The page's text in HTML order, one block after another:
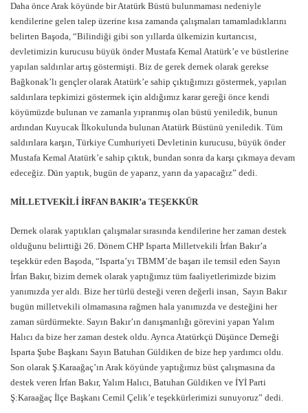
Daha önce Arak köyünde bir Atatürk Büstü bulunmaması nedeniyle
kendilerine gelen talep üzerine kısa zamanda çalışmaları tamamladıklarını
belirten Başoda, “Bilindiği gibi son yıllarda ülkemizin kurtarıcısı,
devletimizin kurucusu büyük önder Mustafa Kemal Atatürk’e ve büstlerine
yapılan saldırılar artış göstermişti. Biz de gerek dernek olarak gerekse
Bağkonak’lı gençler olarak Atatürk’e sahip çıktığımızı göstermek, yapılan
saldırılara tepkimizi göstermek için aldığımız karar gereği önce kendi
köyümüzde bulunan ve zamanla yıpranmış olan büstü yeniledik, bunun
ardından Kuyucak İlkokulunda bulunan Atatürk Büstünü yeniledik. Tüm
saldırılara karşın, Türkiye Cumhuriyeti Devletinin kurucusu, büyük önder
Mustafa Kemal Atatürk’e sahip çıktık, bundan sonra da karşı çıkmaya devam
edeceğiz. Dün yaptık, bugün de yaparız, yarın da yapacağız” dedi.
MİLLETVEKİLİ İRFAN BAKIR’a TEŞEKKÜR
Dernek olarak yaptıkları çalışmalar sırasında kendilerine her zaman destek
olduğunu belirttiği 26. Dönem CHP Isparta Milletvekili İrfan Bakır’a
teşekkür eden Başoda, “Isparta’yı TBMM’de başarı ile temsil eden Sayın
İrfan Bakır, bizim dernek olarak yaptığımız tüm faaliyetlerimizde bizim
yanımızda yer aldı. Bize her türlü desteği veren değerli insan, Sayın Bakır
bugün milletvekili olmamasına rağmen hala yanımızda ve desteğini her
zaman sürdürmekte. Sayın Bakır’ın danışmanlığı görevini yapan Yalım
Halıcı da bize her zaman destek oldu. Ayrıca Atatürkçü Düşünce Derneği
Isparta Şube Başkanı Sayın Batuhan Güldiken de bize hep yardımcı oldu.
Son olarak Ş.Karaağaç’ın Arak köyünde yaptığımız büst çalışmasına da
destek veren İrfan Bakır, Yalım Halıcı, Batuhan Güldiken ve İYİ Parti
Ş:Karaağaç İlçe Başkanı Cemil Çelik’e teşekkürlerimizi sunuyoruz” dedi.